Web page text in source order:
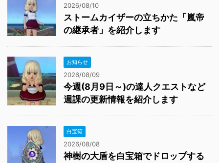
2026/08/10
ストームカイザーの立ちかた「嵐帝
の継承者」を紹介します
お知らせ
2026/08/09
今週(8月9日～)の達人クエストなど
週課の更新情報を紹介します
白宝箱
2026/08/08
神樹の大盾を白宝箱でドロップする